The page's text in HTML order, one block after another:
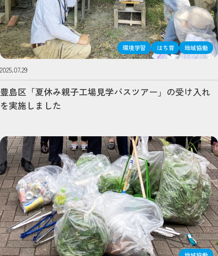
環境学習 はち育 地域協働
2025.07.29
豊島区「夏休み親子工場見学バスツアー」の受け入れ
を実施しました